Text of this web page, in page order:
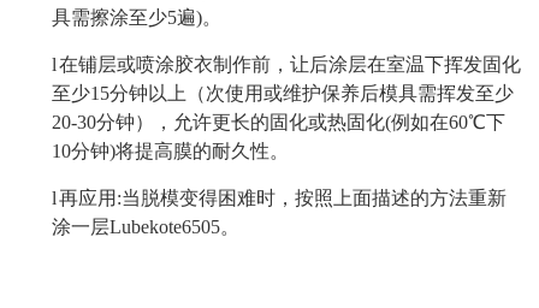
具需擦涂至少5遍)。
l在铺层或喷涂胶衣制作前，让后涂层在室温下挥发固化
至少15分钟以上（次使用或维护保养后模具需挥发至少
20-30分钟），允许更长的固化或热固化(例如在60℃下
10分钟)将提高膜的耐久性。
l再应用 :当脱模变得困难时，按照上面描述的方法重新
涂一层Lubekote6505。